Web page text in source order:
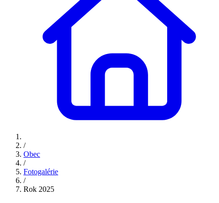
/
Obec
/
Fotogalérie
/
Rok 2025